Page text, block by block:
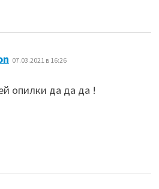
07.03.2021 в 16:26
опилки да да да !